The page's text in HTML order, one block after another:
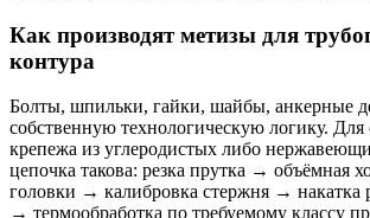
Как производят метизы для
контура
Болты, шпильки, гайки, шайбы, анкерные
собственную технологическую логику. Для
крепежа из углеродистых либо
цепочка такова: резка прутка → объёмная
головки → калибровка стержня → накатка
→ термообработка по требуемому классу